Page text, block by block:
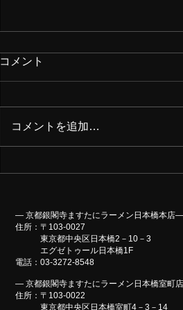
【夏季限定メニュー】
コメント
コメントを追加…
― 京都銀閣寺ますたにラーメン日本橋本店―
住所：〒103-0027
東京都中央区日本橋2－10－3
エグゼトゥール日本橋1F
​電話：03-3272-8548
― 京都銀閣寺ますたにラーメン日本橋室町
住所：〒103-0022
東京都中央区日本橋室町4－3－14